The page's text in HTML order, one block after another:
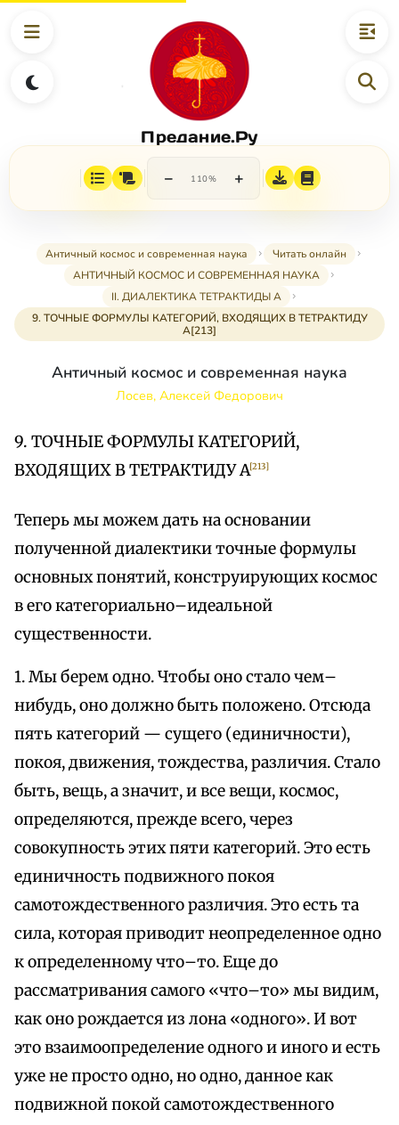
Предание.Ру
− 110% +
Античный космос и современная наука
Читать онлайн
АНТИЧНЫЙ КОСМОС И СОВРЕМЕННАЯ НАУКА
II. ДИАЛЕКТИКА ТЕТРАКТИДЫ А
9. ТОЧНЫЕ ФОРМУЛЫ КАТЕГОРИЙ, ВХОДЯЩИХ В ТЕТРАКТИДУ
А[213]
Античный космос и современная наука
Лосев, Алексей Федорович
9. ТОЧНЫЕ ФОРМУЛЫ КАТЕГОРИЙ,
ВХОДЯЩИХ В ТЕТРАКТИДУ А[213]
Теперь мы можем дать на основании
полученной диалектики точные формулы
основных понятий, конструирующих космос
в его категориально–идеальной
существенности.
1. Мы берем одно. Чтобы оно стало чем–
нибудь, оно должно быть положено. Отсюда
пять категорий — сущего (единичности),
покоя, движения, тождества, различия. Стало
быть, вещь, а значит, и все вещи, космос,
определяются, прежде всего, через
совокупность этих пяти категорий. Это есть
единичность подвижного покоя
самотождественного различия. Это есть та
сила, которая приводит неопределенное одно
к определенному что–то. Еще до
рассматривания самого «что–то» мы видим,
как оно рождается из лона «одного». И вот
это взаимоопределение одного и иного и есть
уже не просто одно, но одно, данное как
подвижной покой самотождественного